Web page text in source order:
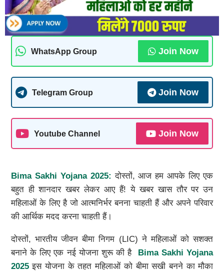
WhatsApp Group Join Now
Telegram Group Join Now
Youtube Channel Join Now
Bima Sakhi Yojana 2025: दोस्तों, आज हम आपके लिए एक
बहुत ही शानदार खबर लेकर आए हैं! ये खबर खास तौर पर उन
महिलाओं के लिए है जो आत्मनिर्भर बनना चाहती हैं और अपने परिवार
की आर्थिक मदद करना चाहती हैं।
दोस्तों, भारतीय जीवन बीमा निगम (LIC) ने महिलाओं को सशक्त
बनाने के लिए एक नई योजना शुरू की है Bima Sakhi Yojana
2025इस योजना के तहत महिलाओं को बीमा सखी बनने का मौका